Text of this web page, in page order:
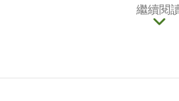
繼續閱